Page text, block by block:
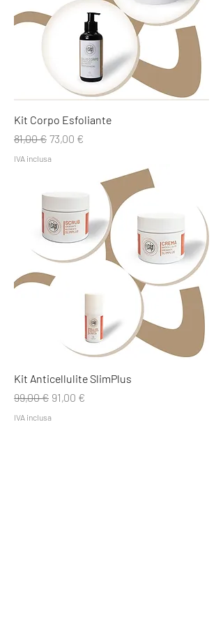
Kit Corpo Esfoliante
Prezzo regolare
81,00 € Prezzo scontato
73,00 €
IVA inclusa
Kit Anticellulite SlimPlus
Prezzo regolare
99,00 € Prezzo scontato
91,00 €
IVA inclusa